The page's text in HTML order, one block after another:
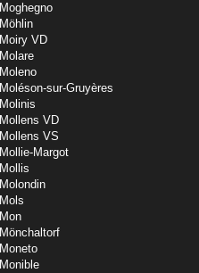
Moghegno
Möhlin
Moiry VD
Molare
Moleno
Moléson-sur-Gruyères
Molinis
Mollens VD
Mollens VS
Mollie-Margot
Mollis
Molondin
Mols
Mon
Mönchaltorf
Moneto
Monible